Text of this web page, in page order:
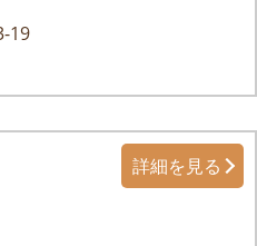
19
詳細を見る